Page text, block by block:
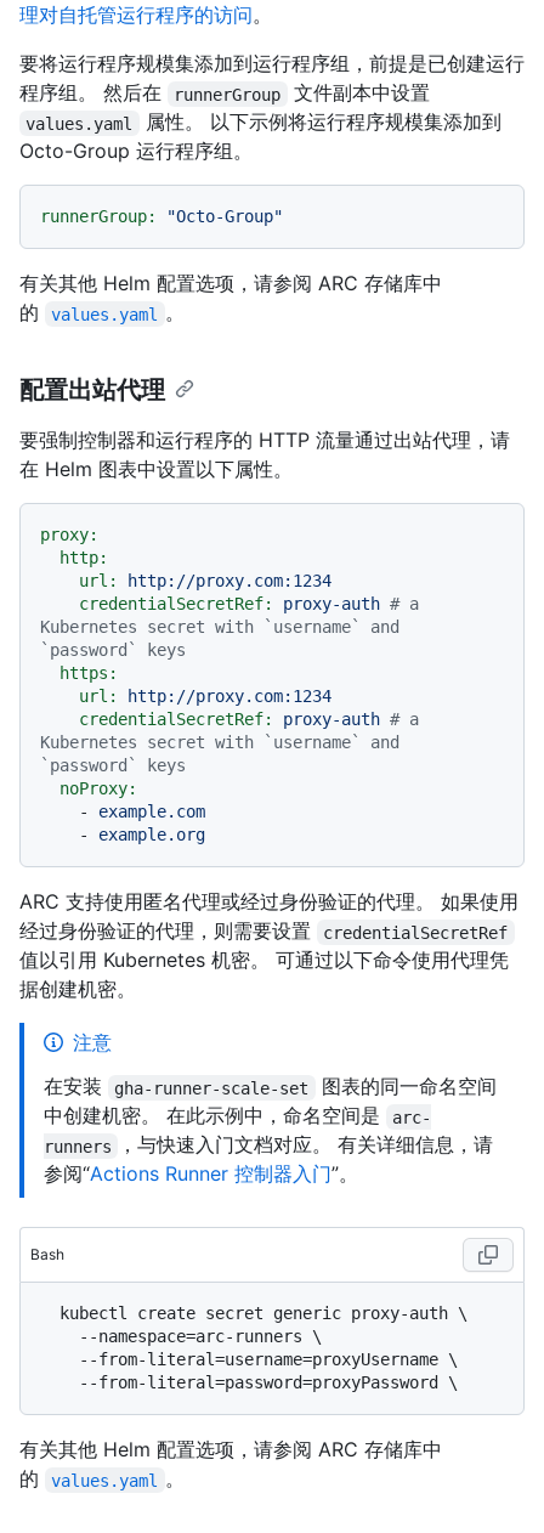
理对自托管运行程序的访问。
要将运行程序规模集添加到运行程序组，前提是已创建运行
程序组。 然后在
runnerGroup 文件副本中设置
values.yaml
属性。 以下示例将运行程序规模集添加到
Octo-Group 运行程序组。
runnerGroup: "Octo-Group"
有关其他 Helm 配置选项，请参阅 ARC 存储库中
的
values.yaml 。
配置出站代理
要强制控制器和运行程序的 HTTP 流量通过出站代理，请
在 Helm 图表中设置以下属性。
proxy:
http:
url:
http://proxy.com:1234
credentialSecretRef:
proxy-auth # a
Kubernetes secret with `username` and
`password` keys
https:
url:
http://proxy.com:1234
credentialSecretRef:
proxy-auth # a
Kubernetes secret with `username` and
`password` keys
noProxy:
-
example.com
-
example.org
ARC 支持使用匿名代理或经过身份验证的代理。 如果使用
经过身份验证的代理，则需要设置
credentialSecretRef
值以引用 Kubernetes 机密。 可通过以下命令使用代理凭
据创建机密。
注意
在安装
gha-runner-scale-set
图表的同一命名空间
中创建机密。 在此示例中，命名空间是
arc-
runners
，与快速入门文档对应。 有关详细信息，请
参阅“Actions Runner 控制器入门”。
Bash
有关其他 Helm 配置选项，请参阅 ARC 存储库中
的
values.yaml 。